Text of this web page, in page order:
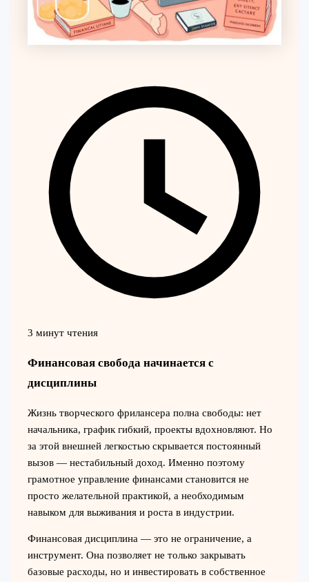
3 минут чтения
Финансовая свобода начинается с
дисциплины
Жизнь творческого фрилансера полна свободы: нет
начальника, график гибкий, проекты вдохновляют. Но
за этой внешней легкостью скрывается постоянный
вызов — нестабильный доход. Именно поэтому
грамотное управление финансами становится не
просто желательной практикой, а необходимым
навыком для выживания и роста в индустрии.
Финансовая дисциплина — это не ограничение, а
инструмент. Она позволяет не только закрывать
базовые расходы, но и инвестировать в собственное